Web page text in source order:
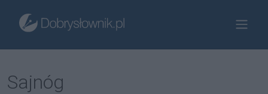
Sajnóg